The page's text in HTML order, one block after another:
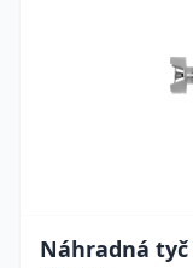
Náhradná tyč